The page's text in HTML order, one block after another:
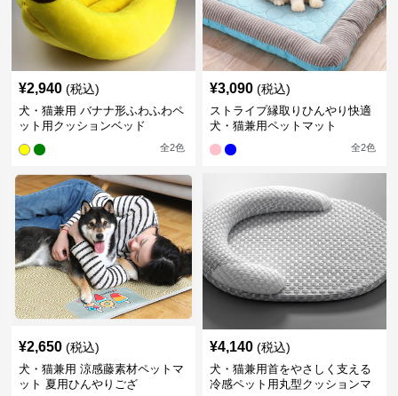
¥2,940 (税込)
犬・猫兼用 バナナ形ふわふわペ
ット用クッションベッド
全2色
¥3,090 (税込)
ストライプ縁取りひんやり快適
犬・猫兼用ペットマット
全2色
¥2,650 (税込)
犬・猫兼用 涼感藤素材ペットマ
ット 夏用ひんやりござ
¥4,140 (税込)
犬・猫兼用首をやさしく支える
冷感ペット用丸型クッションマ